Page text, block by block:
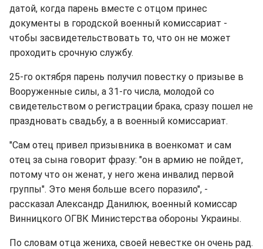
датой, когда парень вместе с отцом принес
документы в городской военный комиссариат -
чтобы засвидетельствовать то, что он не может
проходить срочную службу.
25-го октября парень получил повестку о призыве в
Вооруженные силы, а 31-го числа, молодой со
свидетельством о регистрации брака, сразу пошел не
праздновать свадьбу, а в военный комиссариат.
"Сам отец привел призывника в военкомат и сам
отец за сына говорит фразу: "он в армию не пойдет,
потому что он женат, у него жена инвалид первой
группы". Это меня больше всего поразило", -
рассказал Александр Данилюк, военный комиссар
Винницкого ОГВК Министерства обороны Украины.
По словам отца жениха, своей невестке он очень рад.